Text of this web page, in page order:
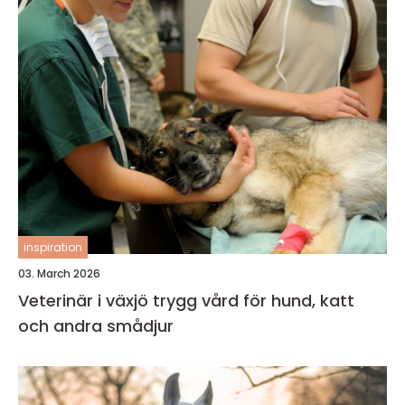
inspiration
03. March 2026
Veterinär i växjö trygg vård för hund, katt
och andra smådjur